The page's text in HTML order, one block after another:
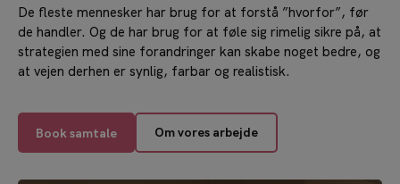
De fleste mennesker har brug for at forstå ”hvorfor”, før
de handler. Og de har brug for at føle sig rimelig sikre på, at
strategien med sine forandringer kan skabe noget bedre, og
at vejen derhen er synlig, farbar og realistisk.
Book samtale Om vores arbejde